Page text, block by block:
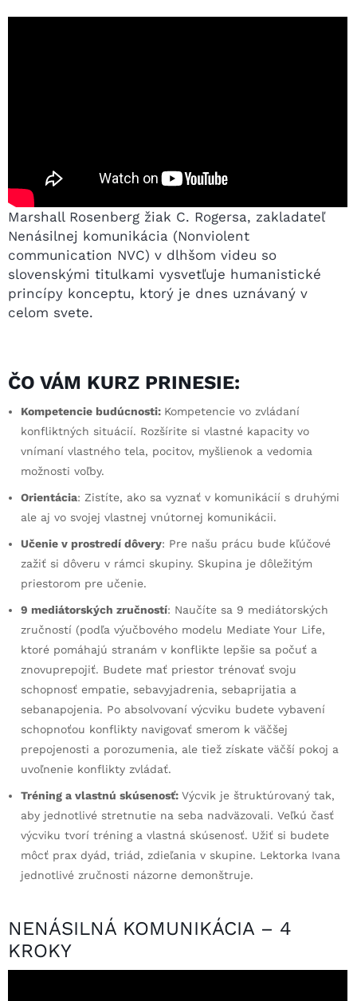
Marshall Rosenberg žiak C. Rogersa, zakladateľ
Nenásilnej komunikácia (Nonviolent
communication NVC) v dlhšom videu so
slovenskými titulkami vysvetľuje humanistické
princípy konceptu, ktorý je dnes uznávaný v
celom svete.
ČO VÁM KURZ PRINESIE:
Kompetencie budúcnosti: Kompetencie vo zvládaní
konfliktných situácií. Rozšírite si vlastné kapacity vo
vnímaní vlastného tela, pocitov, myšlienok a vedomia
možnosti voľby.
Orientácia: Zistíte, ako sa vyznať v komunikácií s druhými
ale aj vo svojej vlastnej vnútornej komunikácii.
Učenie v prostredí dôvery: Pre našu prácu bude kľúčové
zažiť si dôveru v rámci skupiny. Skupina je dôležitým
priestorom pre učenie.
9 mediátorských zručností: Naučíte sa 9 mediátorských
zručností (podľa výučbového modelu Mediate Your Life,
ktoré pomáhajú stranám v konflikte lepšie sa počuť a
znovuprepojiť. Budete mať priestor trénovať svoju
schopnosť empatie, sebavyjadrenia, sebaprijatia a
sebanapojenia. Po absolvovaní výcviku budete vybavení
schopnoťou konflikty navigovať smerom k väčšej
prepojenosti a porozumenia, ale tiež získate väčší pokoj a
uvoľnenie konflikty zvládať.
Tréning a vlastnú skúsenosť: Výcvik je štruktúrovaný tak,
aby jednotlivé stretnutie na seba nadväzovali. Veľkú časť
výcviku tvorí tréning a vlastná skúsenosť. Užiť si budete
môcť prax dyád, triád, zdieľania v skupine. Lektorka Ivana
jednotlivé zručnosti názorne demonštruje.
NENÁSILNÁ KOMUNIKÁCIA – 4
KROKY